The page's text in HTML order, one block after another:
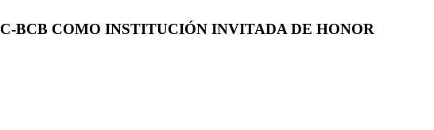
BCB COMO INSTITUCIÓN INVITADA DE HONOR